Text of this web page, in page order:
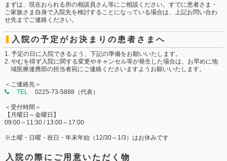
まずは、現在おられる所の相談員さん等にご相談ください。すでに患者さま・
ご家族さま自身で入院先を検討することになっている場合は、上記お問い合わ
せ先までご連絡ください。
入院の予定がお決まりの患者さまへ
予定の日に入院できるよう、下記の準備をお願いいたします。
やむを得ず入院に関する変更やキャンセル等が発生した場合は、お早めに地
域医療連携部の担当者宛にご連絡くださいますようお願いいたします。
＜ご連絡先＞
TEL
0225-73-5888（代表）
＜受付時間＞
【月曜日～金曜日】
09:00～11:30 / 13:00～17:00
※土曜・日曜・祝日・年末年始（12/30～1/3）はお休みです
入院の際にご用意いただく物